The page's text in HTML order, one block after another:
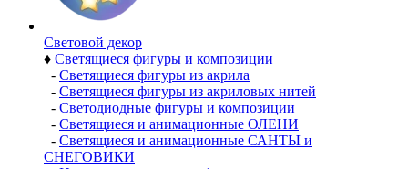
Световой декор
♦ Светящиеся фигуры и композиции
- Светящиеся фигуры из акрила
- Светящиеся фигуры из акриловых нитей
- Светодиодные фигуры и композиции
- Светящиеся и анимационные ОЛЕНИ
- Светящиеся и анимационные САНТЫ и
СНЕГОВИКИ